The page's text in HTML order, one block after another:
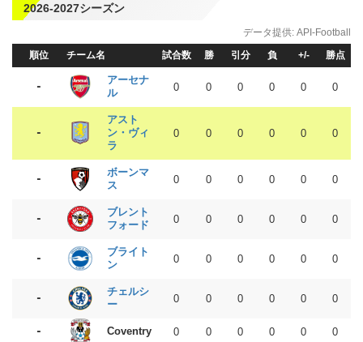
2026-2027シーズン
順位 チーム名 試合数 勝 引 分 負 +/- 勝点
-
アーセナ
ル
0 0 0 0 0 0
-
アスト
ン・ヴィ
ラ
0 0 0 0 0 0
-
ボーンマ
ス
0 0 0 0 0 0
-
ブレント
フォード
0 0 0 0 0 0
-
ブライト
ン
0 0 0 0 0 0
-
チェルシ
ー
0 0 0 0 0 0
- Coventry 0 0 0 0 0 0
データ提供: API-Football